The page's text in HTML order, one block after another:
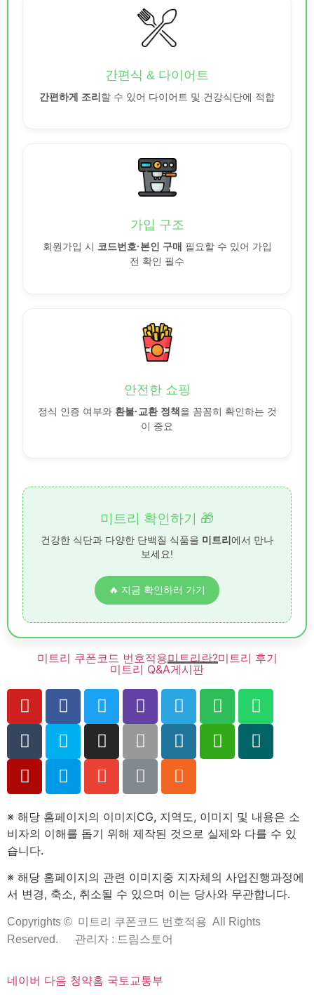
간편식 & 다이어트
간편하게 조리 할 수 있어 다이어트 및 건강식단에 적합
가입 구조
회원가입 시 코드번호·본인 구매 필요할 수 있어 가입
전 확인 필수
안전한 쇼핑
정식 인증 여부와 환불·교환 정책을 꼼꼼히 확인하는 것
이 중요
미트리 확인하기 🎁
건강한 식단과 다양한 단백질 식품을 미트리 에서 만나
보세요!
🔥 지금 확인하러 가기
미트리 쿠폰코드 번호적용미트리란?미트리 후기
미트리 Q&A게시판
※ 해당 홈페이지의 이미지CG, 지역도, 이미지 및 내용은 소
비자의 이해를 돕기 위해 제작된 것으로 실제와 다를 수 있
습니다.
※ 해당 홈페이지의 관련 이미지중 지자체의 사업진행과정에
서 변경, 축소, 취소될 수 있으며 이는 당사와 무관합니다.
Copyrights © 미트리 쿠폰코드 번호적용 All Rights
Reserved. 관리자 : 드림스토어
네이버 다음 청약홈 국토교통부